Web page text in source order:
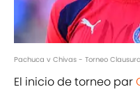
Pachuca v Chivas - Torneo
El inicio de torneo par